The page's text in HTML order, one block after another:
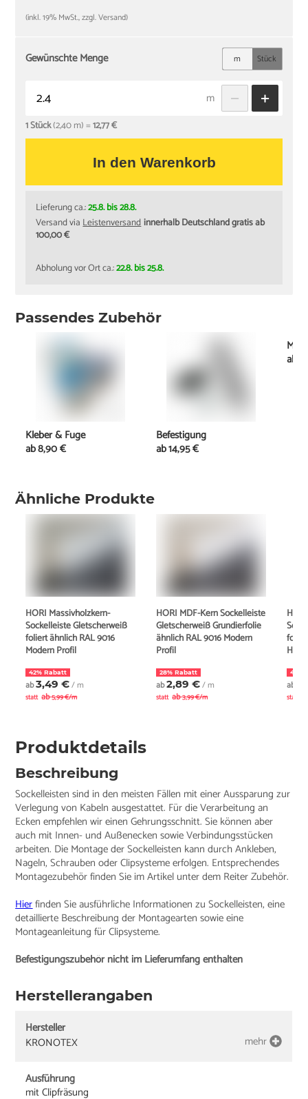
(inkl. 19% MwSt., zzgl. Versand)
Gewünschte Menge m Stück
m
1 Stück(2,40 m) =12,77 €
In den Warenkorb
Lieferung ca.:25.8. bis 28.8.
Versand viaLeistenversandinnerhalb Deutschland gratis ab
100,00 €
Abholung vor Ort ca.:22.8. bis 25.8.
Ähnliche Produkte
HORI Massivholzkern-
Sockelleiste Gletscherweiß
foliert ähnlich RAL 9016
Modern Profil
42% Rabatt
ab3,49 €/ m
statt ab5,99 €/m
HORI MDF-Kern Sockelleiste
Gletscherweiß Grundierfolie
ähnlich RAL 9016 Modern
Profil
28% Rabatt
ab2,89 €/ m
statt ab3,99 €/m
43%
ab
statt
Produktdetails
Beschreibung
Sockelleisten sind in den meisten Fällen mit einer Aussparung zur
Verlegung von Kabeln ausgestattet. Für die Verarbeitung an
Ecken empfehlen wir einen Gehrungsschnitt. Sie können aber
auch mit Innen- und Außenecken sowie Verbindungsstücken
arbeiten. Die Montage der Sockelleisten kann durch Ankleben,
Nageln, Schrauben oder Clipsysteme erfolgen. Entsprechendes
Montagezubehör finden Sie im Artikel unter dem Reiter Zubehör.
Hierfinden Sie ausführliche Informationen zu Sockelleisten, eine
detaillierte Beschreibung der Montagearten sowie eine
Montageanleitung für Clipsysteme.
Befestigungszubehör nicht im Lieferumfang enthalten
Herstellerangaben
Hersteller
KRONOTEX
mehr
Ausführung
mit Clipfräsung
Passendes Zubehör
Kleber & Fuge
ab8,90 €
Befestigung
ab14,95 €
ab